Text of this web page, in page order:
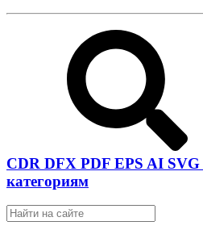
CDR DFX PDF EPS AI SVG
категориям